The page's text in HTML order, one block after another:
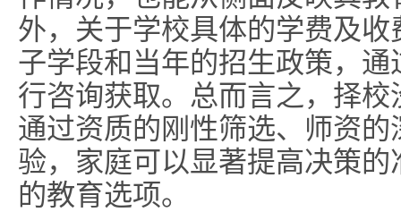
外，关于学校具体的学费及
子学段和当年的招生政策，
行咨询获取。总而言之，择
通过资质的刚性筛选、师资
验，家庭可以显著提高决策
的教育选项。